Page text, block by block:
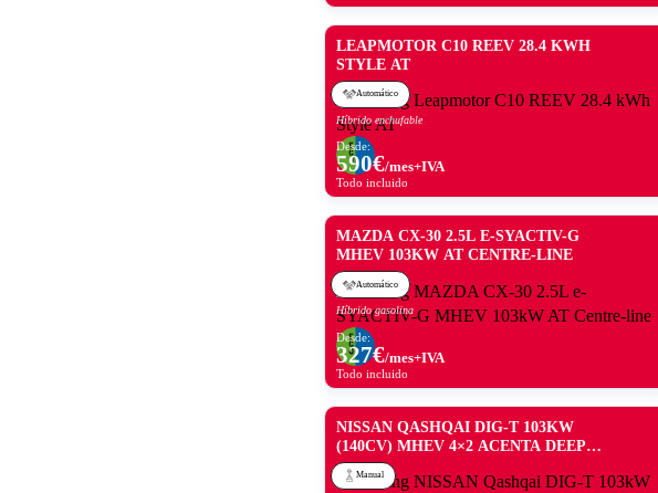
LEAPMOTOR C10 REEV 28.4 KWH
STYLE AT
Automático
Híbrido enchufable
Desde:
590€/mes+IVA
Todo incluido
MAZDA CX-30 2.5L E-SYACTIV-G
MHEV 103KW AT CENTRE-LINE
Automático
Híbrido gasolina
Desde:
327€/mes+IVA
Todo incluido
NISSAN QASHQAI DIG-T 103KW
(140CV) MHEV 4×2 ACENTA DEEP
BLUE OCEAN
Manual